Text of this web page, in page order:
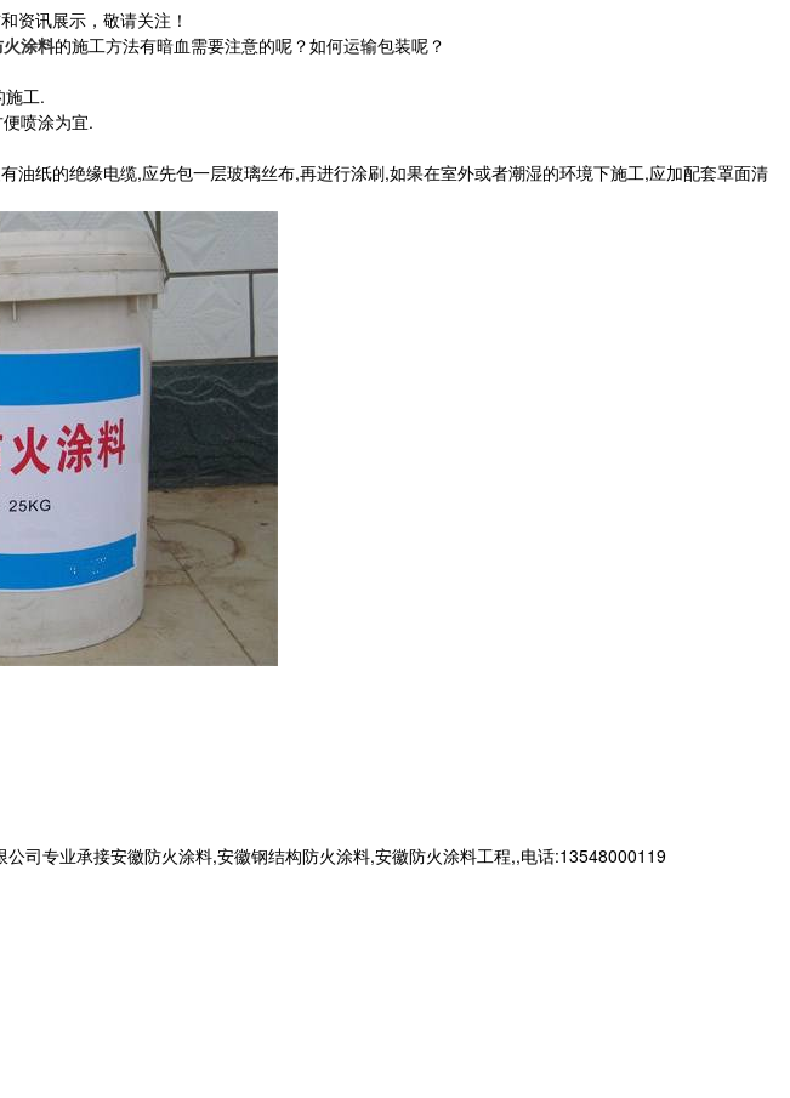
资讯展示，敬请关注！
涂料的施工方法有暗血需要注意的呢？如何运输包装呢？
工.
喷涂为宜.
纸的绝缘电缆,应先包一层玻璃丝布,再进行涂刷,如果在室外或者潮湿的环境下施工,应加配套罩面清
司专业承接安徽防火涂料,安徽钢结构防火涂料,安徽防火涂料工程,,电话:13548000119